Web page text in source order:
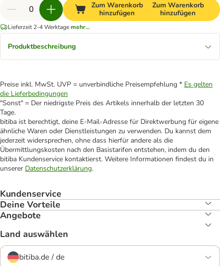
Zum Warenkorb
hinzufügen
Zum Warenkorb
hinzufügen
Lieferzeit 2-4 Werktagemehr...
Produktbeschreibung
Preise inkl. MwSt. UVP = unverbindliche Preisempfehlung * Es gelten
die Lieferbedingungen
"Sonst" = Der niedrigste Preis des Artikels innerhalb der letzten 30
Tage.
bitiba ist berechtigt, deine E-Mail-Adresse für Direktwerbung für eigene
ähnliche Waren oder Dienstleistungen zu verwenden. Du kannst dem
jederzeit widersprechen, ohne dass hierfür andere als die
Übermittlungskosten nach den Basistarifen entstehen, indem du den
bitiba Kundenservice kontaktierst. Weitere Informationen findest du in
unserer Datenschutzerklärung.
Kundenservice
Deine Vorteile
Angebote
Land auswählen
bitiba.de / de